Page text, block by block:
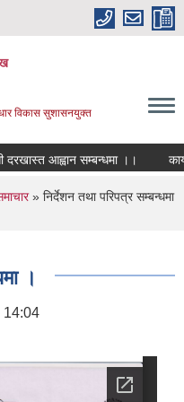
विकास सुशासनयुक्त
आह्वान सम्बन्धमा ।।
» निर्देशन तथा परिपत्र सम्बन्धमा
।
14:04